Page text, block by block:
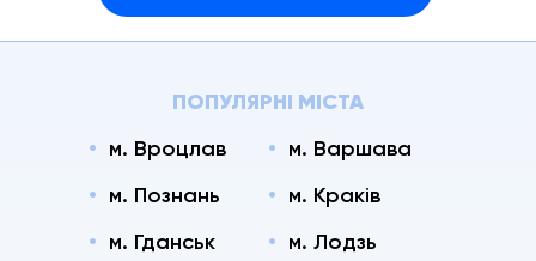
ПОПУЛЯРНІ МІСТА
м. Вроцлав
м. Варшава
м. Познань
м. Краків
м. Гданськ
м. Лодзь